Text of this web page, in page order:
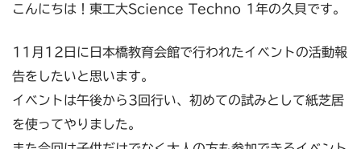
こんにちは！東工大Science Techno 1年の久貝です。
11月12日に日本橋教育会館で行われたイベントの活動報
告をしたいと思います。
イベントは午後から3回行い、初めての試みとして紙芝居
を使ってやりました。